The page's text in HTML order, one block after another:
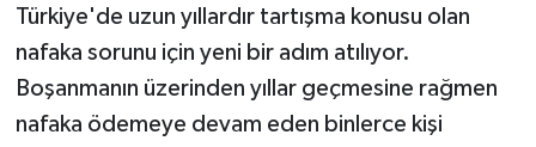
Türkiye'de uzun yıllardır tartışma konusu olan
nafaka sorunu için yeni bir adım atılıyor.
Boşanmanın üzerinden yıllar geçmesine rağmen
nafaka ödemeye devam eden binlerce kişi